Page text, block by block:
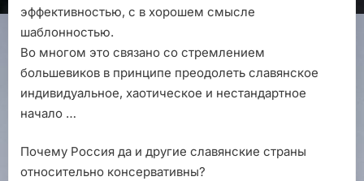
эффективностью, с в хорошем смысле
шаблонностью.
Во многом это связано со стремлением
большевиков в принципе преодолеть славянское
индивидуальное, хаотическое и нестандартное
начало …
Почему Россия да и другие славянские страны
относительно консервативны?